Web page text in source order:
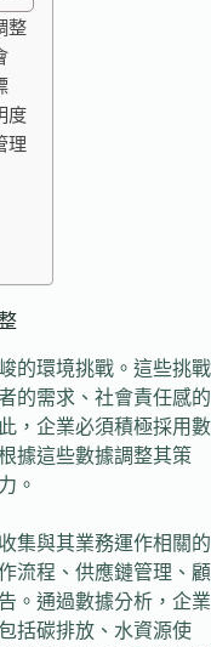
整
度
理
的環境挑戰。這些挑戰
的需求、社會責任感的
，企業必須積極採用數
據這些數據調整其策
。
集與其業務運作相關的
流程、供應鏈管理、顧
。通過數據分析，企業
括碳排放、水資源使